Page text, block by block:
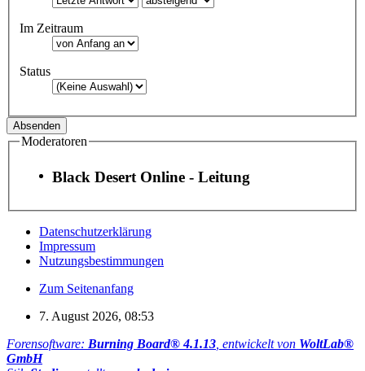
Im Zeitraum
Status
Moderatoren
Black Desert Online - Leitung
Datenschutzerklärung
Impressum
Nutzungsbestimmungen
Zum Seitenanfang
7. August 2026, 08:53
Forensoftware: Burning Board® 4.1.13 , entwickelt von WoltLab®
GmbH